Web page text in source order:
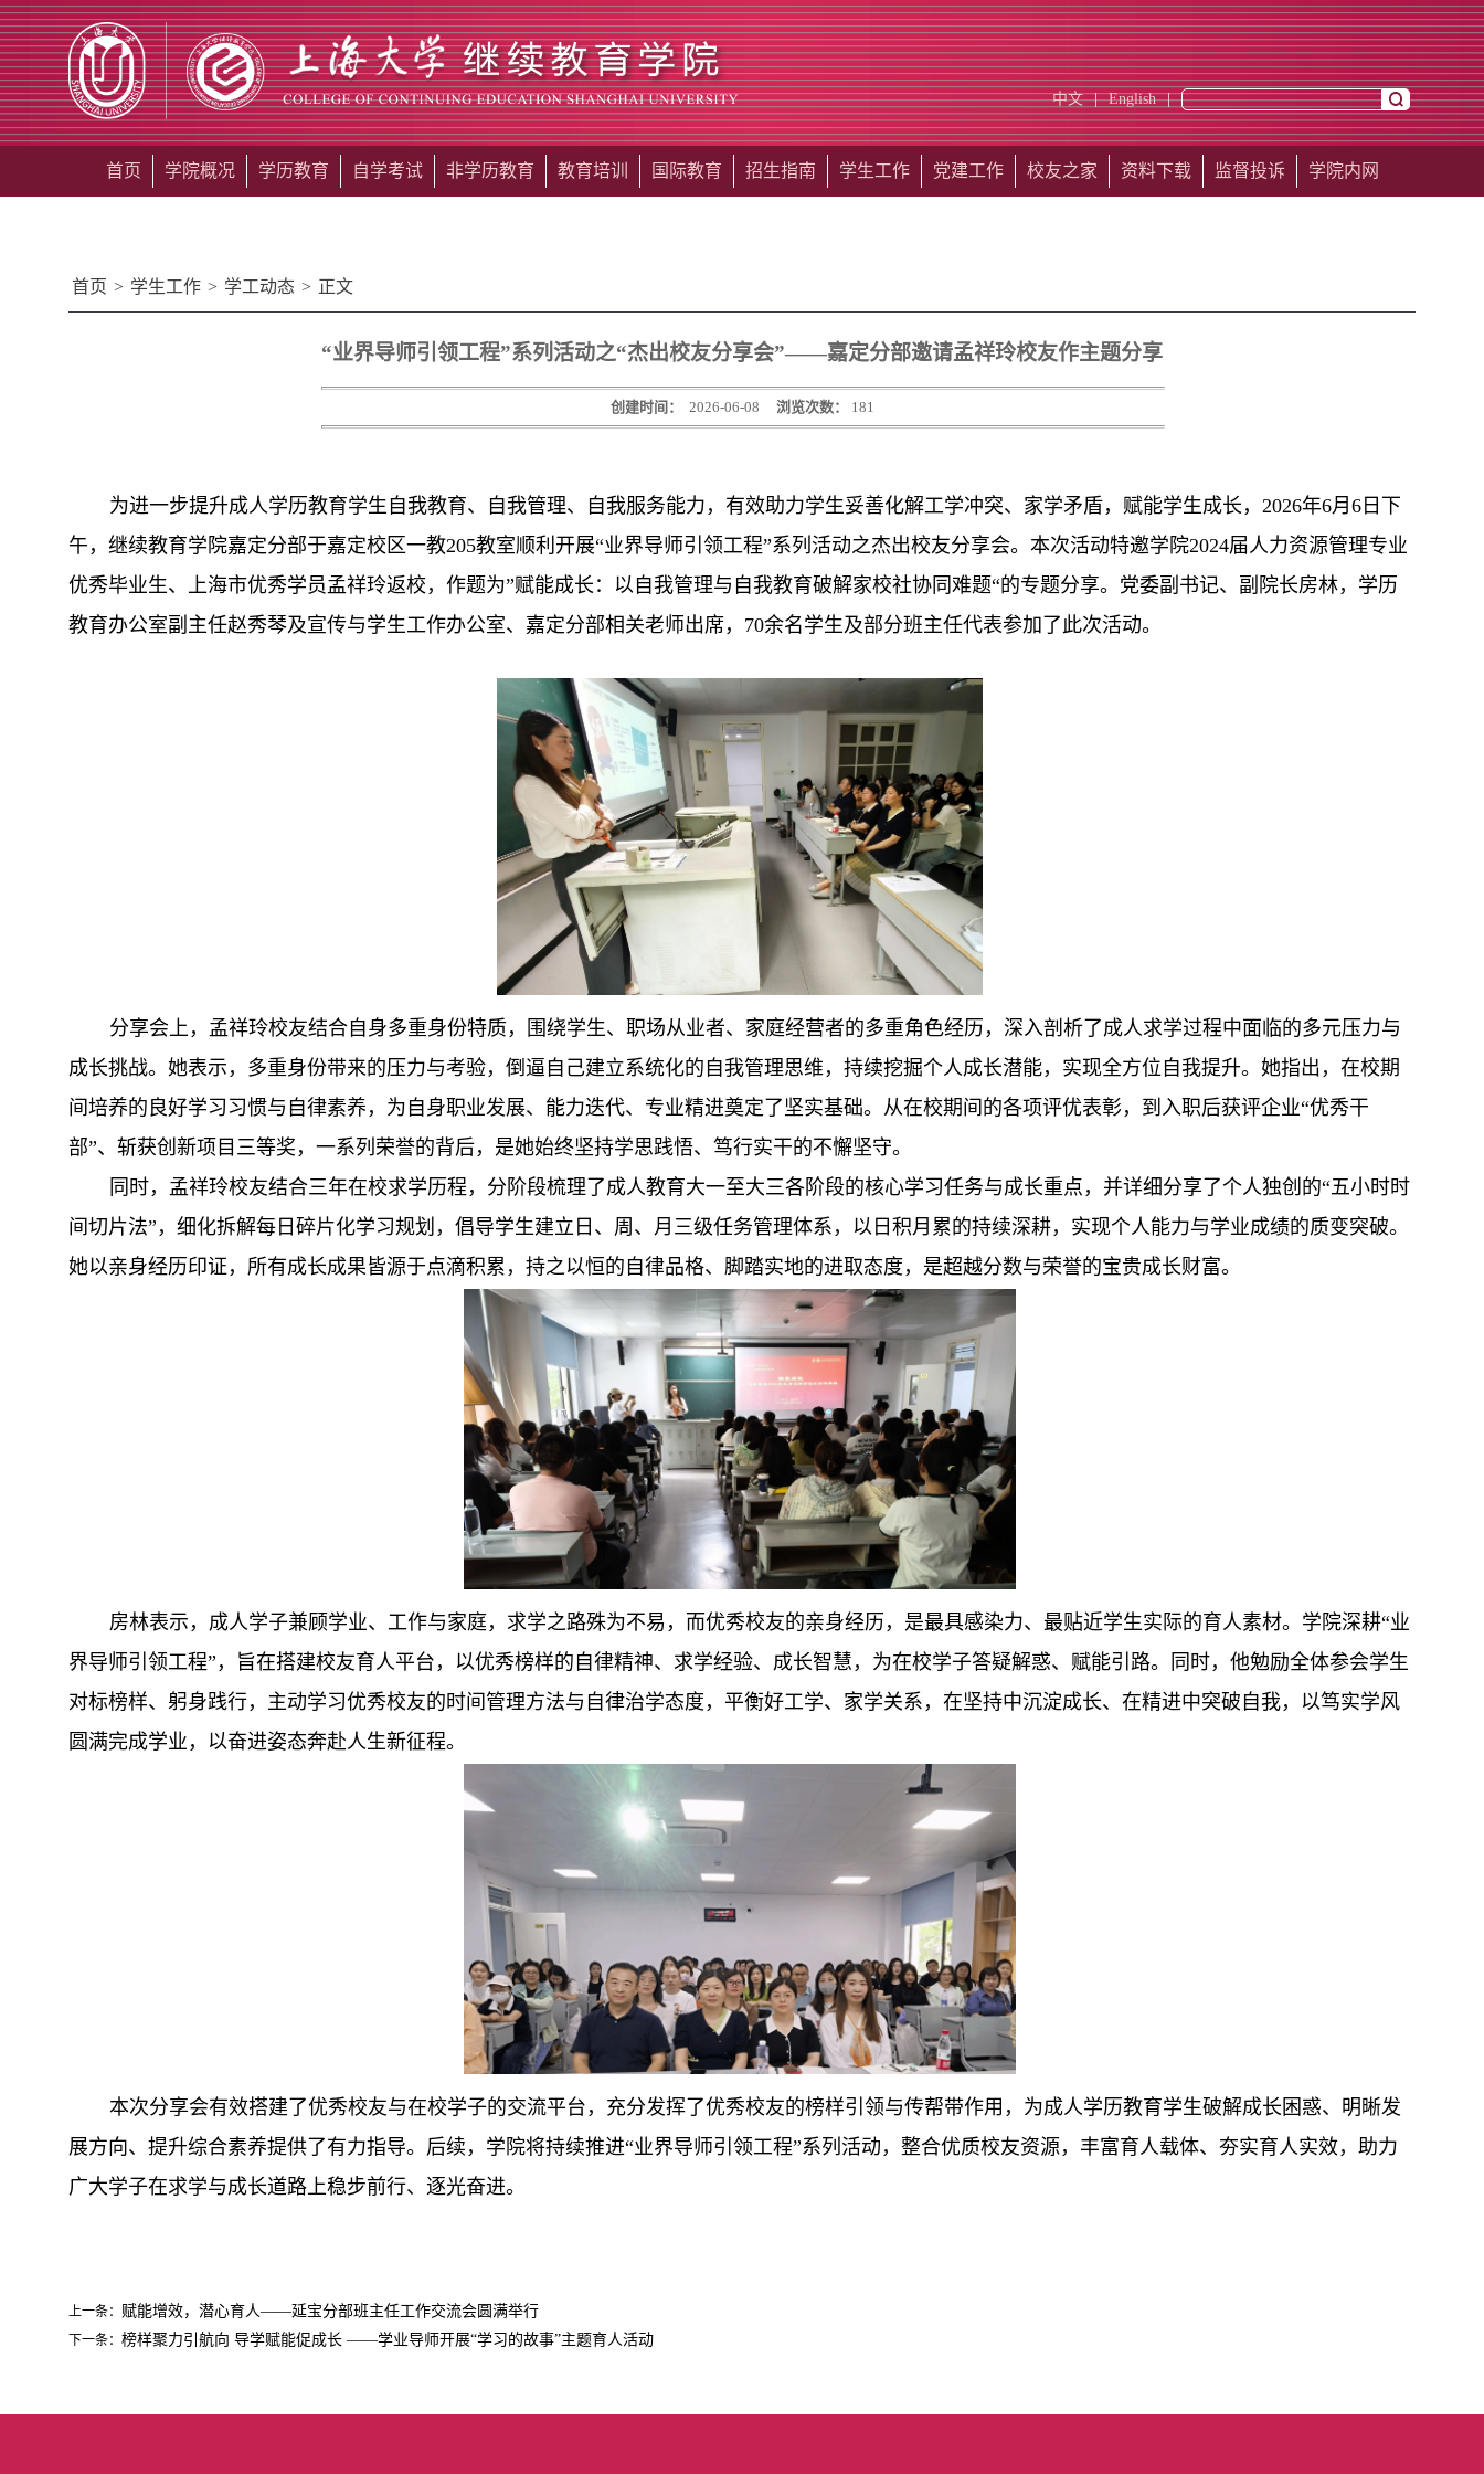
中文 | English |
首页 学院概况 学历教育 自学考试 非学历教育 教育培训 国际教育 招生指南 学生工作 党建工作 校友之家 资料下载 监督投诉 学院内网
首页 > 学生工作 > 学工动态 > 正文
“业界导师引领工程”系列活动之“杰出校友分享会”——嘉定分部邀请孟祥玲校友作主题分享
创建时间： 2026-06-08 浏览次数： 181
为进一步提升成人学历教育学生自我教育、自我管理、自我服务能力，有效助力学生妥善化解工学冲突、家学矛盾，赋能学生成长，2026年6月6日下
午，继续教育学院嘉定分部于嘉定校区一教205教室顺利开展“业界导师引领工程”系列活动之杰出校友分享会。本次活动特邀学院2024届人力资源管理专业
优秀毕业生、上海市优秀学员孟祥玲返校，作题为”赋能成长：以自我管理与自我教育破解家校社协同难题“的专题分享。党委副书记、副院长房林，学历
教育办公室副主任赵秀琴及宣传与学生工作办公室、嘉定分部相关老师出席，70余名学生及部分班主任代表参加了此次活动。
分享会上，孟祥玲校友结合自身多重身份特质，围绕学生、职场从业者、家庭经营者的多重角色经历，深入剖析了成人求学过程中面临的多元压力与
成长挑战。她表示，多重身份带来的压力与考验，倒逼自己建立系统化的自我管理思维，持续挖掘个人成长潜能，实现全方位自我提升。她指出，在校期
间培养的良好学习习惯与自律素养，为自身职业发展、能力迭代、专业精进奠定了坚实基础。从在校期间的各项评优表彰，到入职后获评企业“优秀干
部”、斩获创新项目三等奖，一系列荣誉的背后，是她始终坚持学思践悟、笃行实干的不懈坚守。
同时，孟祥玲校友结合三年在校求学历程，分阶段梳理了成人教育大一至大三各阶段的核心学习任务与成长重点，并详细分享了个人独创的“五小时时
间切片法”，细化拆解每日碎片化学习规划，倡导学生建立日、周、月三级任务管理体系，以日积月累的持续深耕，实现个人能力与学业成绩的质变突破。
她以亲身经历印证，所有成长成果皆源于点滴积累，持之以恒的自律品格、脚踏实地的进取态度，是超越分数与荣誉的宝贵成长财富。
房林表示，成人学子兼顾学业、工作与家庭，求学之路殊为不易，而优秀校友的亲身经历，是最具感染力、最贴近学生实际的育人素材。学院深耕“业
界导师引领工程”，旨在搭建校友育人平台，以优秀榜样的自律精神、求学经验、成长智慧，为在校学子答疑解惑、赋能引路。同时，他勉励全体参会学生
对标榜样、躬身践行，主动学习优秀校友的时间管理方法与自律治学态度，平衡好工学、家学关系，在坚持中沉淀成长、在精进中突破自我，以笃实学风
圆满完成学业，以奋进姿态奔赴人生新征程。
本次分享会有效搭建了优秀校友与在校学子的交流平台，充分发挥了优秀校友的榜样引领与传帮带作用，为成人学历教育学生破解成长困惑、明晰发
展方向、提升综合素养提供了有力指导。后续，学院将持续推进“业界导师引领工程”系列活动，整合优质校友资源，丰富育人载体、夯实育人实效，助力
广大学子在求学与成长道路上稳步前行、逐光奋进。
上一条： 赋能增效，潜心育人——延宝分部班主任工作交流会圆满举行
下一条： 榜样聚力引航向 导学赋能促成长 ——学业导师开展“学习的故事”主题育人活动